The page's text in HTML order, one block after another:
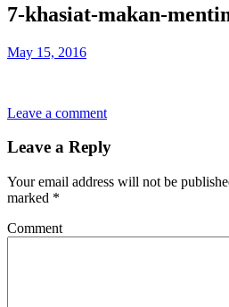
7-khasiat-makan-
May 15, 2016
Leave a comment
Leave a Reply
Your email address will not be
marked *
Comment